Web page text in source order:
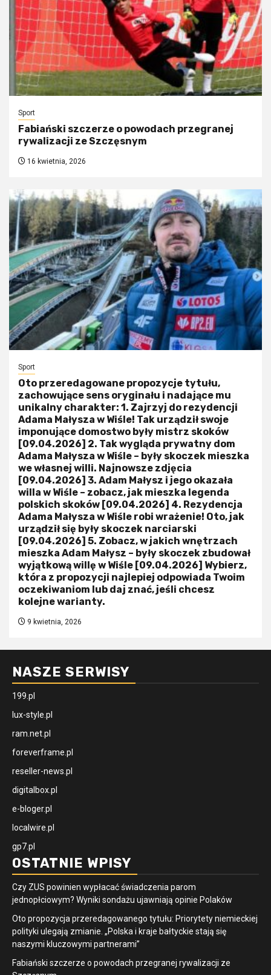
Sport
Fabiański szczerze o powodach przegranej
rywalizacji ze Szczęsnym
16 kwietnia, 2026
Sport
Oto przeredagowane propozycje tytułu,
zachowujące sens oryginału i nadające mu
unikalny charakter: 1. Zajrzyj do rezydencji
Adama Małysza w Wiśle! Tak urządził swoje
imponujące domostwo były mistrz skoków
[09.04.2026] 2. Tak wygląda prywatny dom
Adama Małysza w Wiśle – były skoczek mieszka
we własnej willi. Najnowsze zdjęcia
[09.04.2026] 3. Adam Małysz i jego okazała
willa w Wiśle – zobacz, jak mieszka legenda
polskich skoków [09.04.2026] 4. Rezydencja
Adama Małysza w Wiśle robi wrażenie! Oto, jak
urządził się były skoczek narciarski
[09.04.2026] 5. Zobacz, w jakich wnętrzach
mieszka Adam Małysz – były skoczek zbudował
wyjątkową willę w Wiśle [09.04.2026] Wybierz,
która z propozycji najlepiej odpowiada Twoim
oczekiwaniom lub daj znać, jeśli chcesz
kolejne warianty.
9 kwietnia, 2026
NASZE SERWISY
199.pl
lux-style.pl
ram.net.pl
foreverframe.pl
reseller-news.pl
digitalbox.pl
e-bloger.pl
localwire.pl
gp7.pl
OSTATNIE WPISY
Czy ZUS powinien wypłacać świadczenia parom
jednopłciowym? Wyniki sondażu ujawniają opinie Polaków
Oto propozycja przeredagowanego tytułu: Priorytety niemieckiej
polityki ulegają zmianie. „Polska i kraje bałtyckie stają się
naszymi kluczowymi partnerami”
Fabiański szczerze o powodach przegranej rywalizacji ze